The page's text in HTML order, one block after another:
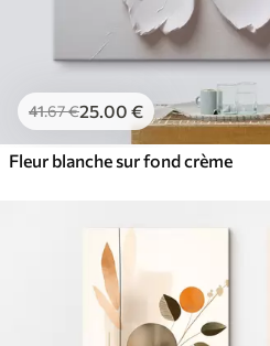
41.67€25.00 €
Fleur blanche sur fond crème